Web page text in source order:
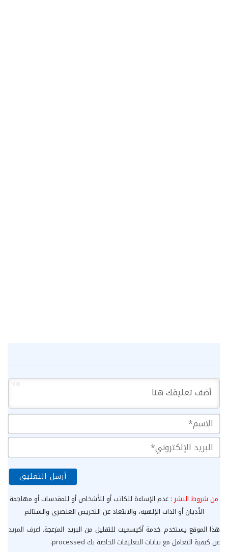
1000
من شروط النشر: عدم الإساءة للكاتب أو للأشخاص أو للمقدسات أو مهاجمة
الأديان أو الذات الإلهية، والابتعاد عن التحريض العنصري والشتائم
هذا الموقع يستخدم خدمة أكيسميت للتقليل من البريد المزعجة. اعرف المزيد
عن كيفية التعامل مع بيانات التعليقات الخاصة بك processed
.